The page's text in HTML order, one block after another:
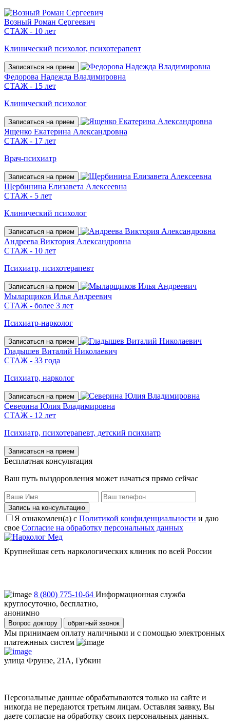
Возный Роман Сергеевич
СТАЖ - 10 лет
Клинический психолог, психотерапевт
Записаться на прием
Федорова Надежда Владимировна
СТАЖ - 15 лет
Клинический психолог
Записаться на прием
Ященко Екатерина Александровна
СТАЖ - 17 лет
Врач-психиатр
Записаться на прием
Щербинина Елизавета Алексеевна
СТАЖ - 5 лет
Клинический психолог
Записаться на прием
Андреева Виктория Александровна
СТАЖ - 10 лет
Психиатр, психотерапевт
Записаться на прием
Мыларщиков Илья Андреевич
СТАЖ - более 3 лет
Психиатр-нарколог
Записаться на прием
Гладышев Виталий Николаевич
СТАЖ - 33 года
Психиатр, нарколог
Записаться на прием
Северина Юлия Владимировна
СТАЖ - 12 лет
Психиатр, психотерапевт, детский психиатр
Записаться на прием
Бесплатная консультация
Ваш путь выздоровления может начаться прямо сейчас
Запись на консультацию
Я ознакомлен(а) с Политикой конфиденциальности и даю
свое Согласие на обработку персональных данных
Крупнейшая сеть наркологических клиник по всей России
8 (800) 775-10-64 Информационная служба
круглосуточно, бесплатно,
анонимно
Вопрос доктору обратный звонок
Мы принимаем оплату наличными и с помощью электронных
платежнных систем
улица Фрунзе, 21А, Губкин
Персональные данные обрабатываются только на сайте и
никогда не передаются третьим лицам. Оставляя заявку, Вы
даете согласие на обработку своих персональных данных.